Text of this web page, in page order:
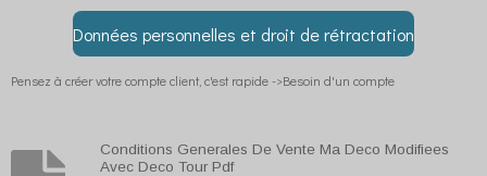
Données personnelles et droit de rétractation
Pensez à créer votre compte client, c'est rapide ->Besoin d'un compte
Conditions Generales De Vente Ma Deco Modifiees
Avec Deco Tour Pdf